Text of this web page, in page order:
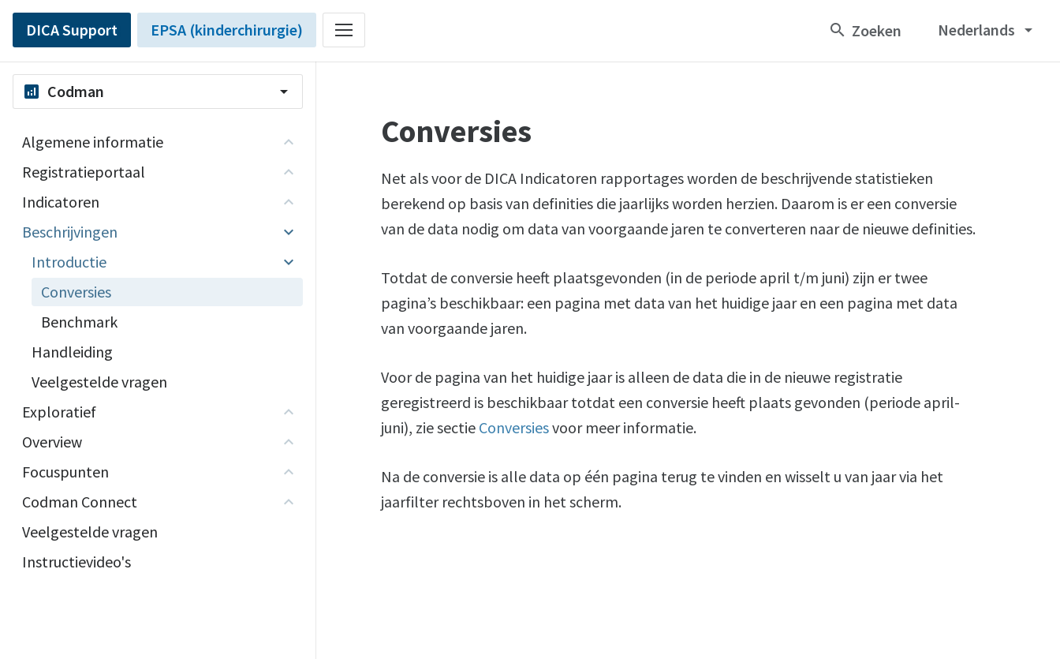
DICA Support EPSA (kinderchirurgie) Nederlands arrow_drop_down
analytics Codman arrow_drop_down
Algemene informatie
Registratieportaal
Indicatoren
Beschrijvingen
Introductie
Conversies
Benchmark
Handleiding
Veelgestelde vragen
Exploratief
Overview
Focuspunten
Codman Connect
Veelgestelde vragen
Instructievideo's
Conversies
Net als voor de DICA Indicatoren rapportages worden de beschrijvende statistieken
berekend op basis van definities die jaarlijks worden herzien. Daarom is er een conversie
van de data nodig om data van voorgaande jaren te converteren naar de nieuwe definities.
Totdat de conversie heeft plaatsgevonden (in de periode april t/m juni) zijn er twee
pagina’s beschikbaar: een pagina met data van het huidige jaar en een pagina met data
van voorgaande jaren.
Voor de pagina van het huidige jaar is alleen de data die in de nieuwe registratie
geregistreerd is beschikbaar totdat een conversie heeft plaats gevonden (periode april-
juni), zie sectie Conversiesvoor meer informatie.
Na de conversie is alle data op één pagina terug te vinden en wisselt u van jaar via het
jaarfilter rechtsboven in het scherm.